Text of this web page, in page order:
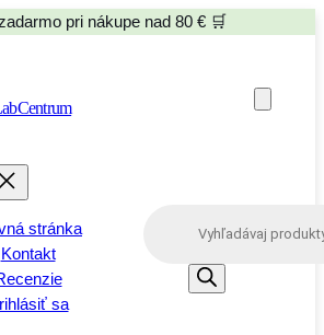
pri nákupe nad 80 € 🛒
stránka
Kontakt
sa